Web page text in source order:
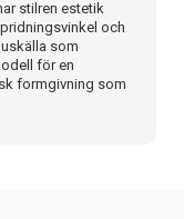
stilren estetik
och
som
för en
formgivning som